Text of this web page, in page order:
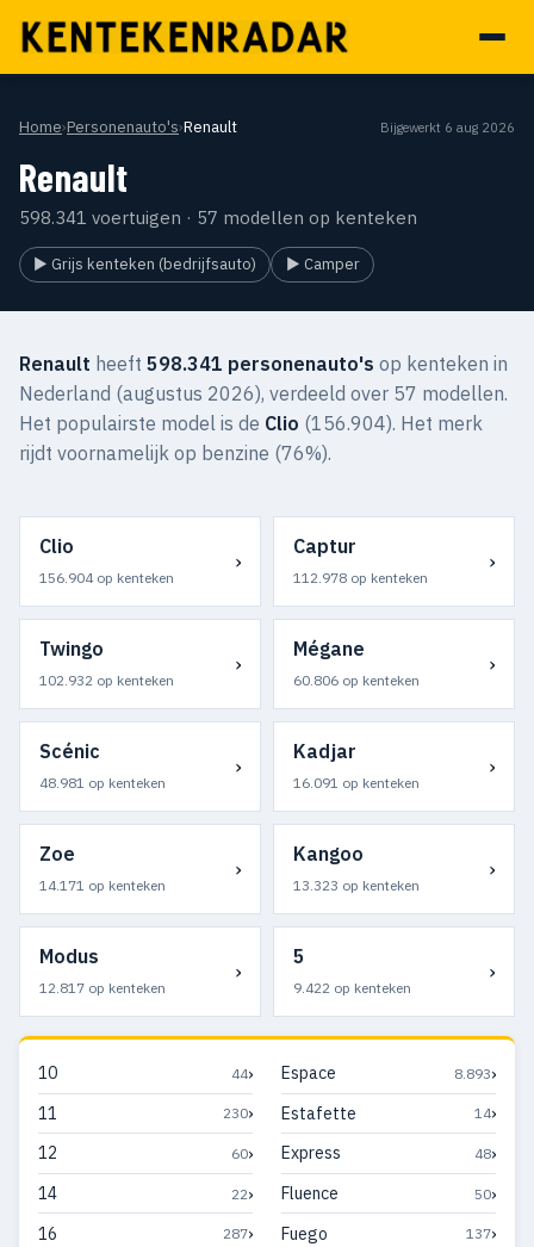
Home›Personenauto's›Renault Bijgewerkt 6 aug 2026
Renault
598.341 voertuigen · 57 modellen op kenteken
▶ Grijs kenteken (bedrijfsauto) ▶ Camper
Renault heeft 598.341 personenauto's op kenteken in
Nederland (augustus 2026), verdeeld over 57 modellen.
Het populairste model is de Clio (156.904). Het merk
rijdt voornamelijk op benzine (76%).
Clio
156.904 op kenteken
›
Captur
112.978 op kenteken
›
Twingo
102.932 op kenteken
›
Mégane
60.806 op kenteken
›
Scénic
48.981 op kenteken
›
Kadjar
16.091 op kenteken
›
Zoe
14.171 op kenteken
›
Kangoo
13.323 op kenteken
›
Modus
12.817 op kenteken
›
5
9.422 op kenteken
›
10 44›
11 230›
12 60›
14 22›
16 287›
Espace 8.893›
Estafette 14›
Express 48›
Fluence 50›
Fuego 137›